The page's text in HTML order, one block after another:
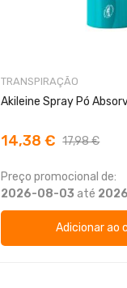
TRANSPIRAÇÃO
Akileine Spray Pó
14,38 € 17,98 €
Preço promocional de:
2026-08-03 até
Adicionar ao